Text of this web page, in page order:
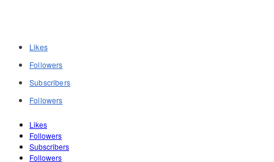
Likes
Followers
Subscribers
Followers
Likes
Followers
Subscribers
Followers